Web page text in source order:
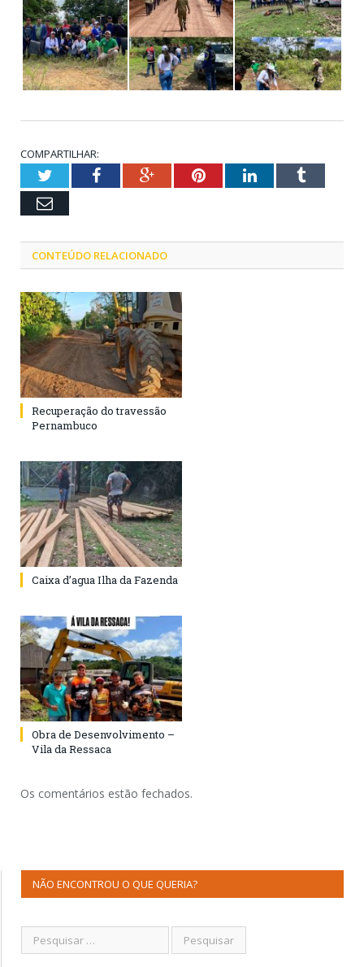
COMPARTILHAR:
TwitterFacebookGoogle+PinterestLinkedInTumblr
Email
CONTEÚDO RELACIONADO
Recuperação do travessão
Pernambuco
Caixa d’agua Ilha da Fazenda
Obra de Desenvolvimento –
Vila da Ressaca
Os comentários estão fechados.
NÃO ENCONTROU O QUE QUERIA?